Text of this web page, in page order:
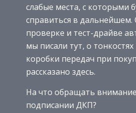
слабые места, с которыми
справиться в дальнейшем.
проверке и тест-драйве
мы писали тут, о
коробки передач при
рассказано здесь.
На что обращать
подписании ДКП?